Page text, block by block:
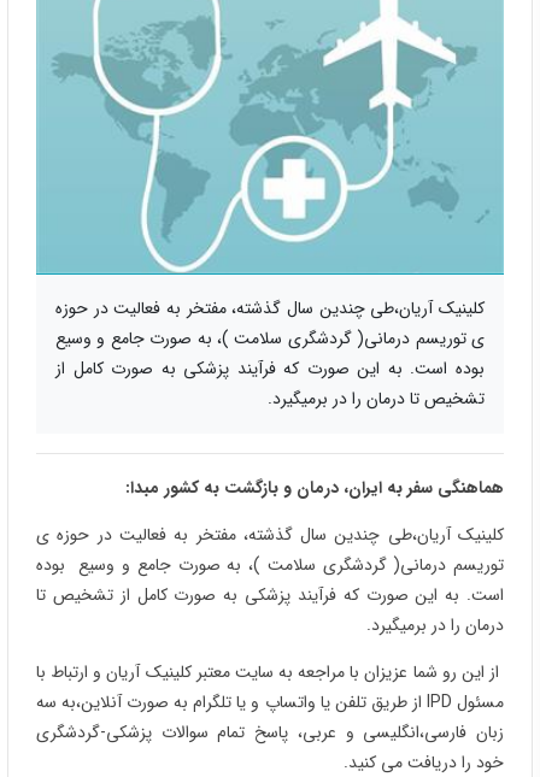
کلینیک آریان،طی چندین سال گذشته، مفتخر به فعالیت در حوزه
ی توریسم درمانی( گردشگری سلامت )، به صورت جامع و وسیع
بوده است. به این صورت که فرآیند پزشکی به صورت کامل از
تشخیص تا درمان را در برمیگیرد.
هماهنگی سفر به ایران، درمان و بازگشت به کشور مبدا:
کلینیک آریان،طی چندین سال گذشته، مفتخر به فعالیت در حوزه ی
توریسم درمانی( گردشگری سلامت )، به صورت جامع و وسیع بوده
است. به این صورت که فرآیند پزشکی به صورت کامل از تشخیص تا
درمان را در برمیگیرد.
از این رو شما عزیزان با مراجعه به سایت معتبر کلینیک آریان و ارتباط با
مسئول IPD از طریق تلفن یا واتساپ و یا تلگرام به صورت آنلاین،به سه
زبان فارسی،انگلیسی و عربی، پاسخ تمام سوالات پزشکی-گردشگری
خود را دریافت می کنید.